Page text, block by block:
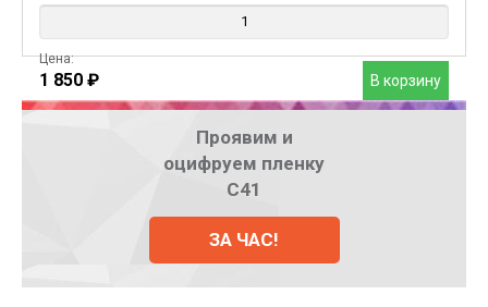
Цена:
1 850 ₽ В корзину
Проявим и
оцифруем пленку
С41
ЗА ЧАС!